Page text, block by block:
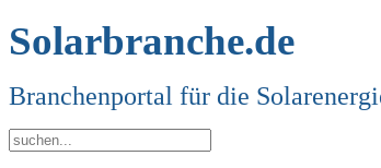
Solarbranche.de
Branchenportal für die